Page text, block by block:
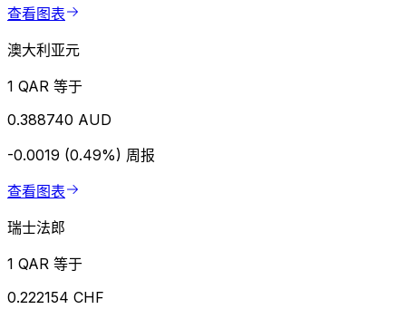
查看图表
澳大利亚元
1 QAR 等于
0.388740 AUD
-0.0019 (0.49%) 周报
查看图表
瑞士法郎
1 QAR 等于
0.222154 CHF